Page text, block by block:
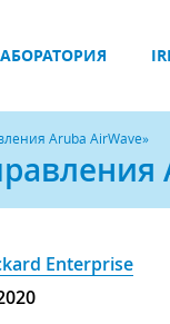
Aruba AirWave»
Enterprise